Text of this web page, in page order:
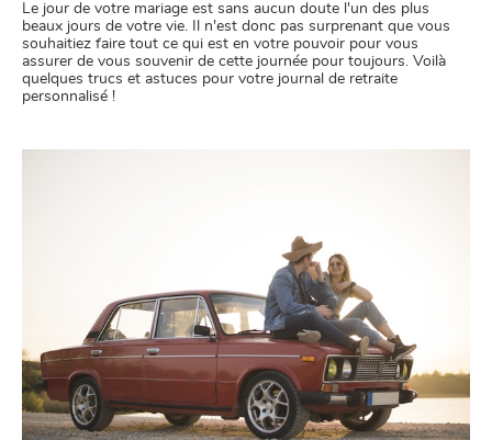
Le jour de votre mariage est sans aucun doute l'un des plus
beaux jours de votre vie. Il n'est donc pas surprenant que vous
souhaitiez faire tout ce qui est en votre pouvoir pour vous
assurer de vous souvenir de cette journée pour toujours. Voilà
quelques trucs et astuces pour votre journal de retraite
personnalisé !